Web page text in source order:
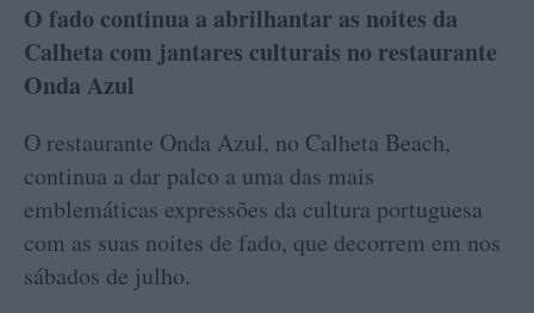
O fado continua a abrilhantar as noites da
Calheta com jantares culturais no restaurante
Onda Azul
O restaurante Onda Azul, no Calheta Beach,
continua a dar palco a uma das mais
emblemáticas expressões da cultura portuguesa
com as suas noites de fado, que decorrem em nos
sábados de julho.